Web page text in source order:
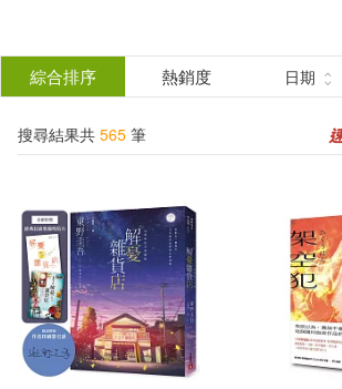
結
篩
分類 (單選)
所有商品(565) 圖書(394)
雜誌(60) 電子書閱讀器(6)
電子書(104) 展開
作者 (可複選)
綜合排序 熱銷度 日期
搜尋結果共 565 筆